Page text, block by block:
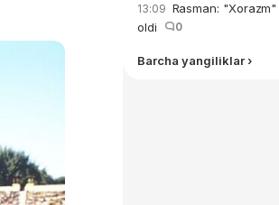
13:09 Rasman:
oldi
0
Barcha yangiliklar ›